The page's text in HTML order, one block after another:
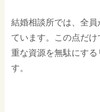
結婚相談所では、全
ています。この点だ
重な資源を無駄にす
す。